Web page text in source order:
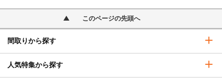
このページの先頭へ
間取りから探す
人気特集から探す